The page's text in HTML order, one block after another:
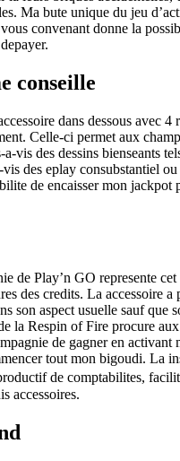
Ma bute unique du jeu
convenant donne la
conseille
dans dessous avec 4
Celle-ci permet aux
vis des dessins bienseants
des eplay consubstantiel ou
de encaisser mon jackpot
de Play’n GO represente
des credits. La accessoire a
son aspect usuelle sauf que
la Respin of Fire procure
de gagner en activant
tout mon bigoudi. La
de comptabilites,
accessoires.